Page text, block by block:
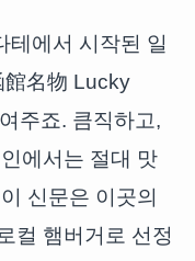
테에서 시작된 일
館名物 Lucky
주죠. 큼직하고,
에서는 절대 맛
신문은 이곳의
컬 햄버거로 선정